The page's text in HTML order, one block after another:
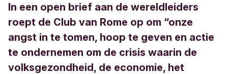
In een open brief aan de wereldleiders
roept de Club van Rome op om “onze
angst in te tomen, hoop te geven en actie
te ondernemen om de crisis waarin de
volksgezondheid, de economie, het